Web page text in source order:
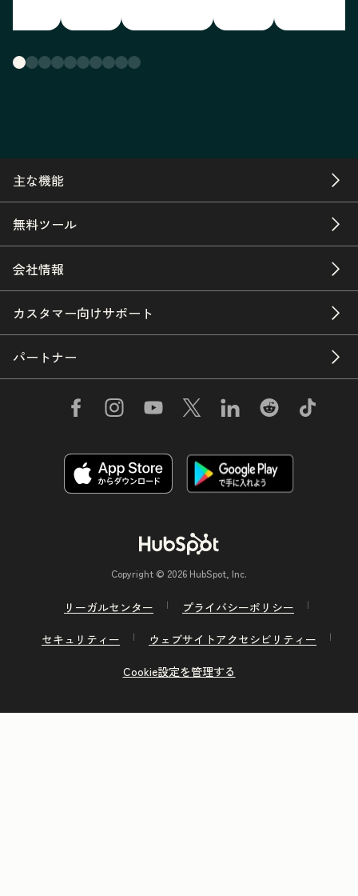
主な機能
無料ツール
会社情報
カスタマー向けサポート
パートナー
Copyright © 2026 HubSpot, Inc.
リーガルセンター
プライバシーポリシー
セキュリティー
ウェブサイトアクセシビリティー
Cookie設定を管理する